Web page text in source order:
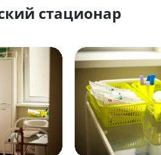
стационар